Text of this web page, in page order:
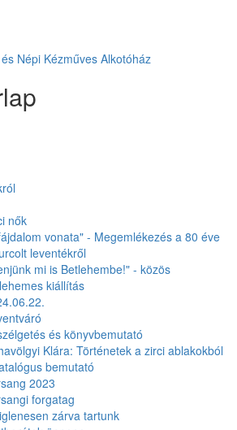
Népi Kézműves Alkotóház
nők
vonata" - Megemlékezés a 80 éve
leventékről
mi is Betlehembe!" - közös
kiállítás
és könyvbemutató
Klára: Történetek a zirci ablakokból
bemutató
2023
forgatag
zárva tartunk